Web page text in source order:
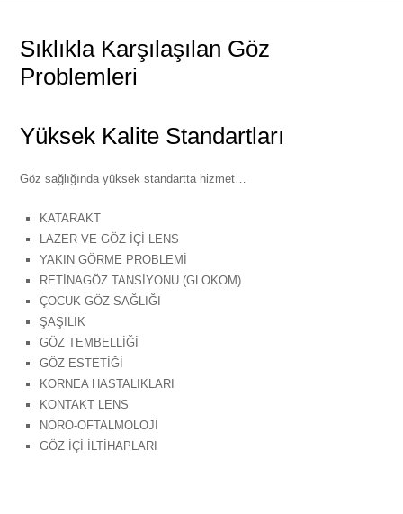
Sıklıkla Karşılaşılan Göz
Problemleri
Yüksek Kalite Standartları
Göz sağlığında yüksek standartta hizmet…
KATARAKT
LAZER VE GÖZ İÇİ LENS
YAKIN GÖRME PROBLEMİ
RETİNAGÖZ TANSİYONU (GLOKOM)
ÇOCUK GÖZ SAĞLIĞI
ŞAŞILIK
GÖZ TEMBELLİĞİ
GÖZ ESTETİĞİ
KORNEA HASTALIKLARI
KONTAKT LENS
NÖRO-OFTALMOLOJİ
GÖZ İÇİ İLTİHAPLARI